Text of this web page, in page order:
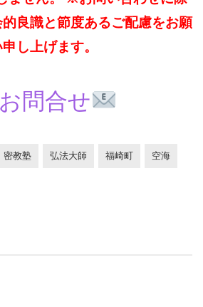
良識と節度あるご配慮をお願
し上げます。
問合せ
密教塾 弘法大師 福崎町 空海